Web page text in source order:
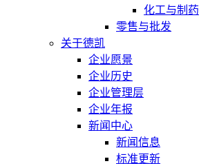
化工与制药
零售与批发
关于德凯
企业愿景
企业历史
企业管理层
企业年报
新闻中心
新闻信息
标准更新